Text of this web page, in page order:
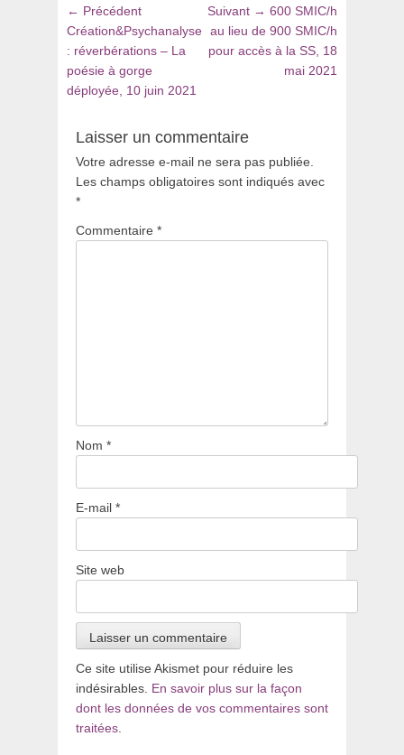
Navigation
de
l’article
← PrécédentArticle
précédent
:
Création&Psychanalyse
: réverbérations – La
poésie à gorge
déployée, 10 juin 2021
Suivant → Article
suivant
:
600 SMIC/h
au lieu de 900 SMIC/h
pour accès à la SS, 18
mai 2021
Laisser un commentaire
Votre adresse e-mail ne sera pas publiée.
Les champs obligatoires sont indiqués avec
*
Commentaire *
Nom *
E-mail *
Site web
Ce site utilise Akismet pour réduire les
indésirables. En savoir plus sur la façon
dont les données de vos commentaires sont
traitées.